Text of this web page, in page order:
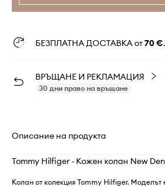
БЕЗПЛАТНА ДОСТАВКА от70 €.
ВРЪЩАНЕ И РЕКЛАМАЦИЯ
30 дни право на връщане
Описание на продукта
Tommy Hilfiger - Кожен колан New
Колан от колекция Tommy Hilfiger. Моделът